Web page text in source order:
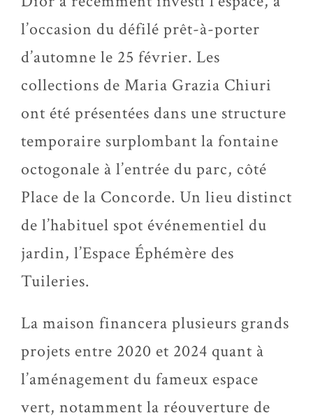
l’occasion du défilé prêt-à-porter
d’automne le 25 février. Les
collections de Maria Grazia Chiuri
ont été présentées dans une structure
temporaire surplombant la fontaine
octogonale à l’entrée du parc, côté
Place de la Concorde. Un lieu distinct
de l’habituel spot événementiel du
jardin, l’Espace Éphémère des
Tuileries.
La maison financera plusieurs grands
projets entre 2020 et 2024 quant à
l’aménagement du fameux espace
vert, notamment la réouverture de